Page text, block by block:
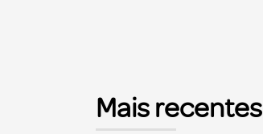
Mais recentes